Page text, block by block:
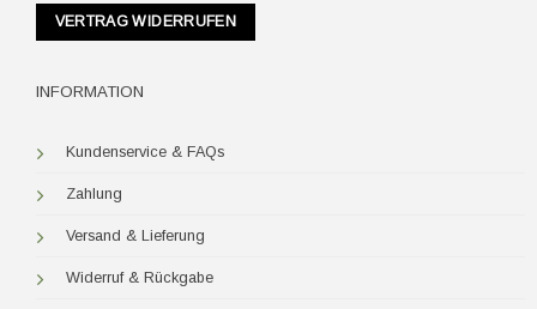
VERTRAG WIDERRUFEN
INFORMATION
Kundenservice & FAQs
Zahlung
Versand & Lieferung
Widerruf & Rückgabe